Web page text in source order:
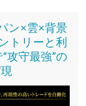
ン×雲×背景
トリーと利
攻守最強”の